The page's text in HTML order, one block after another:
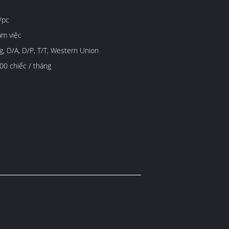
việc
D/A, D/P, T/T, Western Union
chiếc / tháng